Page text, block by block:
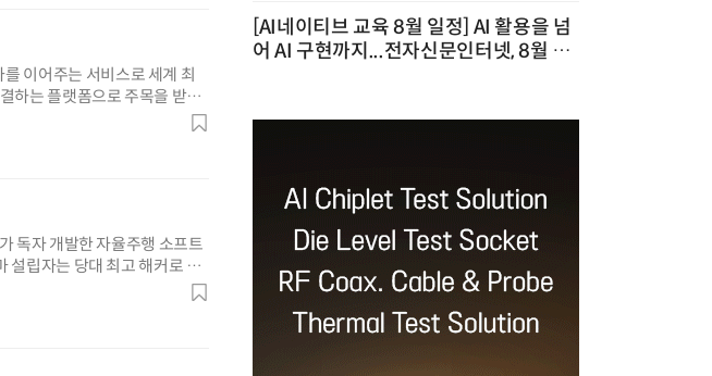
이어주는 서비스로 세계 최
하는 플랫폼으로 주목을 받고
독자 개발한 자율주행 소프트
립자는 당대 최고 해커로 꼽
[AI네이티브 교육 8월 일정] AI 활용을 넘
어 AI 구현까지...전자신문인터넷, 8월 실